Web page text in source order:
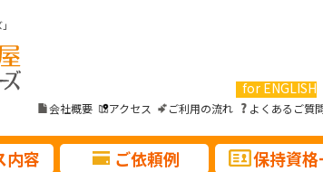
for ENGLISH
会社概要 アクセス ご利用の流れ よくあるご質
内容 ご依頼例 保持資